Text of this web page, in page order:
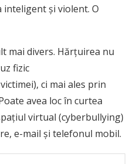
inteligent și violent. O
mai divers. Hărțuirea nu
fizic
ci mai ales prin
avea loc în curtea
virtual (cyberbullying)
e-mail și telefonul mobil.